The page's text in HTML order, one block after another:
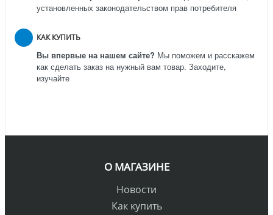
установленных законодательством прав потребителя
КАК КУПИТЬ
Вы впервые на нашем сайте? Мы поможем и расскажем
как сделать заказ на нужный вам товар. Заходите,
изучайте
О МАГАЗИНЕ
Новости
Как купить